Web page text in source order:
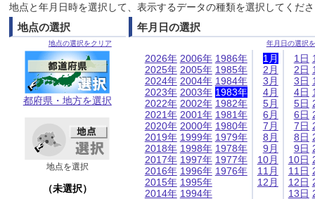
地点と年月日時を選択して、表示するデータの種類を選択してくだ
地点の選択
地点の選択をクリア
都府県・地方を選択
地点を選択
（未選択）
年月日の選択
年月日の選択
2026年
2025年
2024年
2023年
2022年
2021年
2020年
2019年
2018年
2017年
2016年
2015年
2014年
2006年
2005年
2004年
2003年
2002年
2001年
2000年
1999年
1998年
1997年
1996年
1995年
1994年
1986年
1985年
1984年
1983年
1982年
1981年
1980年
1979年
1978年
1977年
1976年
1月
2月
3月
4月
5月
6月
7月
8月
9月
10月
11月
12月
1日
2日
3日
4日
5日
6日
7日
8日
9日
10日
11日
12日
13日